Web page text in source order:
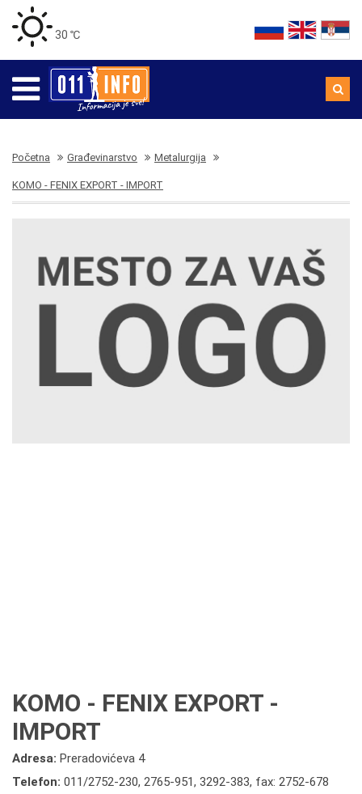
30 ℃
Početna Građevinarstvo Metalurgija
KOMO - FENIX EXPORT - IMPORT
KOMO - FENIX EXPORT -
IMPORT
Adresa: Preradovićeva 4
Telefon: 011/2752-230, 2765-951, 3292-383, fax: 2752-678